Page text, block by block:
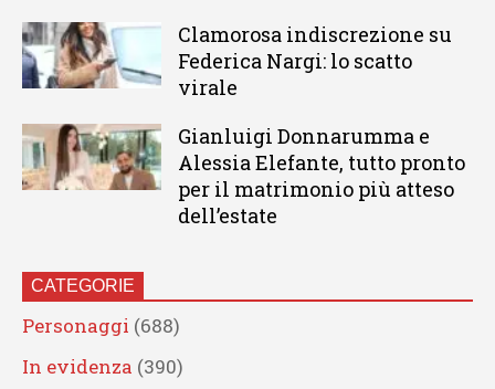
Clamorosa indiscrezione su
Federica Nargi: lo scatto
virale
Gianluigi Donnarumma e
Alessia Elefante, tutto pronto
per il matrimonio più atteso
dell’estate
CATEGORIE
Personaggi (688)
In evidenza (390)